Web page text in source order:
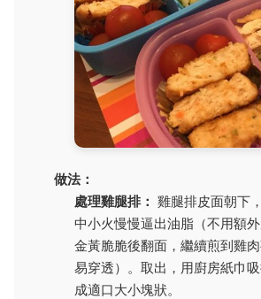
做法：
處理雞腿排： 雞腿排皮面朝下
中小火慢慢逼出油脂（不用額
金黃脆脆後翻面，繼續煎到雞
易穿透）。取出，用廚房紙巾
成適口大小塊狀。